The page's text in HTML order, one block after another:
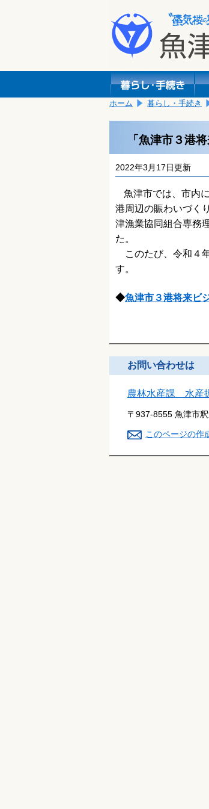
し
ホーム 暮らし・手続き
「魚津市３港
2022年3月17日更新
魚津市では、市内
港周辺の賑わいづく
津漁業協同組合専務
た。
このたび、令和４
す。
◆魚津市３港将来ビ
お問い合わせは
農林水産課 水産
〒937-8555 魚津市
このページの作